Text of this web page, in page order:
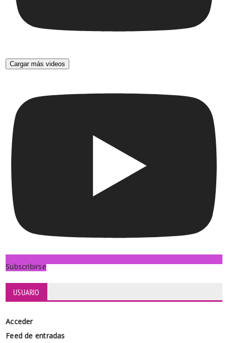
Cargar más videos
Subscribirse
USUARIO
Acceder
Feed de entradas